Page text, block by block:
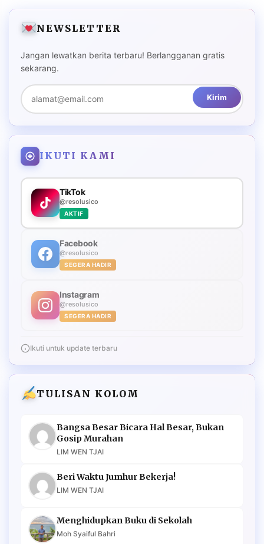
NEWSLETTER
Jangan lewatkan berita terbaru! Berlangganan gratis
sekarang.
Kirim
IKUTI KAMI
TikTok
@resolusico
AKTIF
Facebook
@resolusico
SEGERA HADIR
Instagram
@resolusico
SEGERA HADIR
Ikuti untuk update terbaru
TULISAN KOLOM
Bangsa Besar Bicara Hal Besar, Bukan
Gosip Murahan
LIM WEN TJAI
Beri Waktu Jumhur Bekerja!
LIM WEN TJAI
Menghidupkan Buku di Sekolah
Moh Syaiful Bahri